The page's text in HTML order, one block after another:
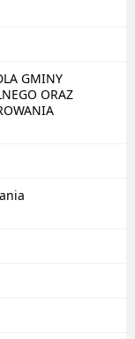
GMINY
ORAZ